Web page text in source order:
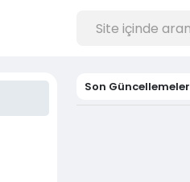
Son Güncellemeler